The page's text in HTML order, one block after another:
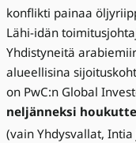
konflikti painaa
Lähi-idän
Yhdistyneitä
alueellisina
on PwC:n Global
neljänneksi
(vain Yhdysvallat,